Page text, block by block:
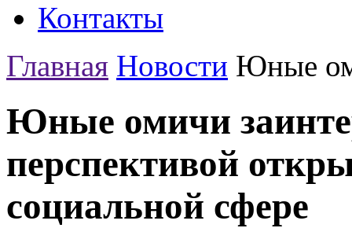
Контакты
Главная Новости Юные
Юные омичи
перспективой
социальной сфере